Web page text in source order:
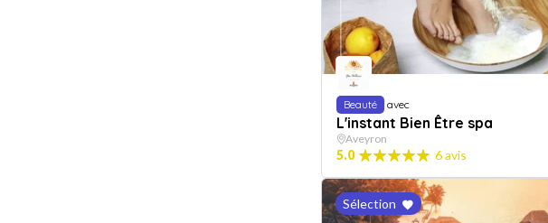
Beauté avec
L'instant Bien Être spa
Aveyron
5.0 6 avis
Sélection